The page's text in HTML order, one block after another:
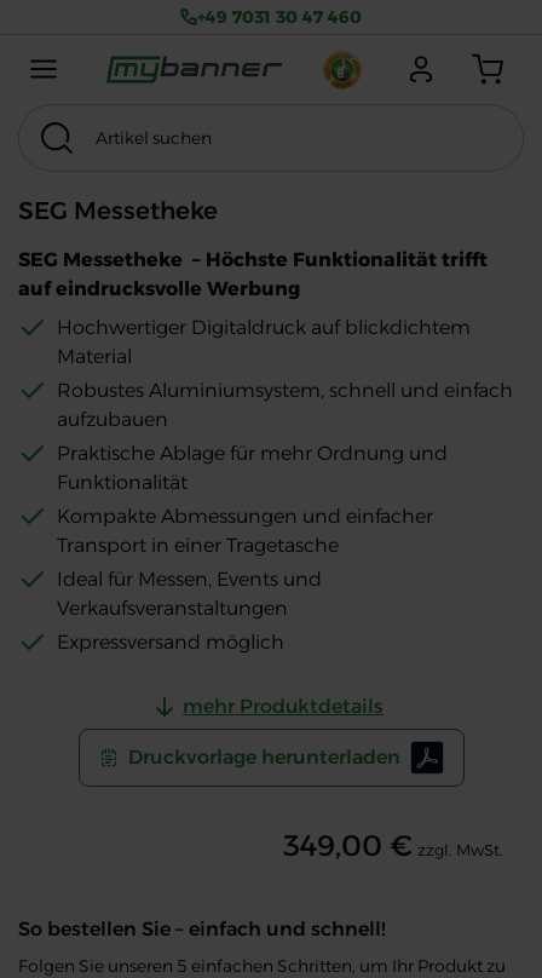
+49 7031 30 47 460
Anmelden Warenkorb
Menu mobile
MwSt. exkl.
Thema
SEG Messetheke
SEG Messetheke – Höchste Funktionalität trifft
auf eindrucksvolle Werbung
Hochwertiger Digitaldruck auf blickdichtem
Material
Robustes Aluminiumsystem, schnell und einfach
aufzubauen
Praktische Ablage für mehr Ordnung und
Funktionalität
Kompakte Abmessungen und einfacher
Transport in einer Tragetasche
Ideal für Messen, Events und
Verkaufsveranstaltungen
Expressversand möglich
mehr Produktdetails
Druckvorlage herunterladen
349,00 € zzgl. MwSt.
So bestellen Sie – einfach und schnell!
Folgen Sie unseren 5 einfachen Schritten, um Ihr Produkt zu